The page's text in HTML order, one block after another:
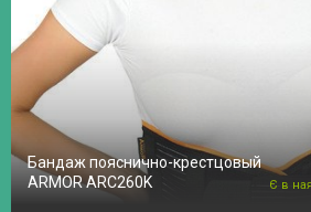
Бандаж пояснично-крестцовый
ARMOR ARC260K
Є в